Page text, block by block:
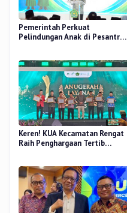
Pemerintah Perkuat
Pelindungan Anak di Pesantren
Keren! KUA Kecamatan Rengat
Raih Penghargaan Tertib